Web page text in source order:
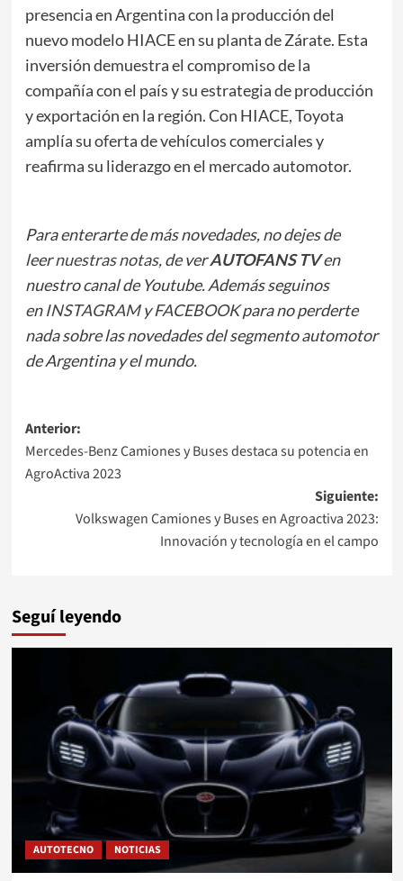
presencia en Argentina con la producción del
nuevo modelo HIACE en su planta de Zárate. Esta
inversión demuestra el compromiso de la
compañía con el país y su estrategia de producción
y exportación en la región. Con HIACE, Toyota
amplía su oferta de vehículos comerciales y
reafirma su liderazgo en el mercado automotor.
Para enterarte de más novedades, no dejes de
leernuestras notas, de ver AUTOFANS TVen
nuestro canal de Youtube. Además seguinos
enINSTAGRAMyFACEBOOKpara no perderte
nada sobre las novedades del segmento automotor
de Argentina y el mundo.
Navegación
de
entradas
Anterior:
Mercedes-Benz Camiones y Buses destaca su potencia en
AgroActiva 2023
Siguiente:
Volkswagen Camiones y Buses en Agroactiva 2023:
Innovación y tecnología en el campo
Seguí leyendo
AUTOTECNO NOTICIAS